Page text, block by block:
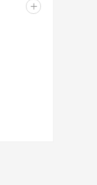
+